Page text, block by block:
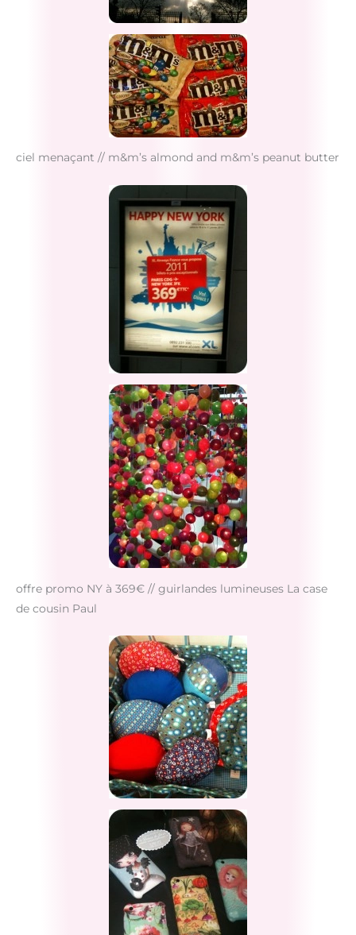
ciel menaçant // m&m’s almond and m&m’s peanut butter
offre promo NY à 369€ // guirlandes lumineuses La case
de cousin Paul